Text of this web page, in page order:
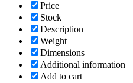
Price
Stock
Description
Weight
Dimensions
Additional information
Add to cart